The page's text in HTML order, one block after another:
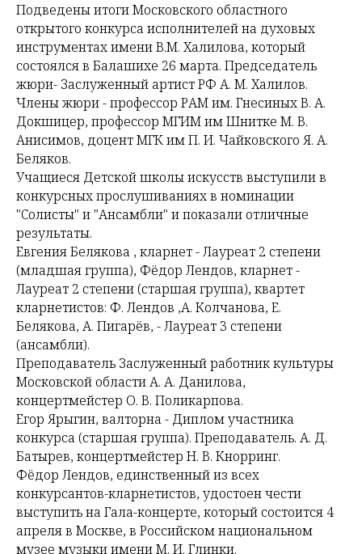
Подведены итоги Московского областного
открытого конкурса исполнителей на духовых
инструментах имени В.М. Халилова, который
состоялся в Балашихе 26 марта. Председатель
жюри- Заслуженный артист РФ А. М. Халилов.
Члены жюри - профессор РАМ им. Гнесиных В. А.
Докшицер, профессор МГИМ им Шнитке М. В.
Анисимов, доцент МГК им П. И. Чайковского Я. А.
Беляков.
Учащиеся Детской школы искусств выступили в
конкурсных прослушиваниях в номинации
"Солисты" и "Ансамбли" и показали отличные
результаты.
Евгения Белякова , кларнет - Лауреат 2 степени
(младшая группа), Фёдор Лендов, кларнет -
Лауреат 2 степени (старшая группа), квартет
кларнетистов: Ф. Лендов ,А. Колчанова, Е.
Белякова, А. Пигарёв, - Лауреат 3 степени
(ансамбли).
Преподаватель Заслуженный работник культуры
Московской области А. А. Данилова,
концертмейстер О. В. Поликарпова.
Егор Ярыгин, валторна - Диплом участника
конкурса (старшая группа). Преподаватель. А. Д.
Батырев, концертмейстер Н. В. Кнорринг.
Фёдор Лендов, единственный из всех
конкурсантов-кларнетистов, удостоен чести
выступить на Гала-концерте, который состоится 4
апреля в Москве, в Российском национальном
музее музыки имени М. И. Глинки.